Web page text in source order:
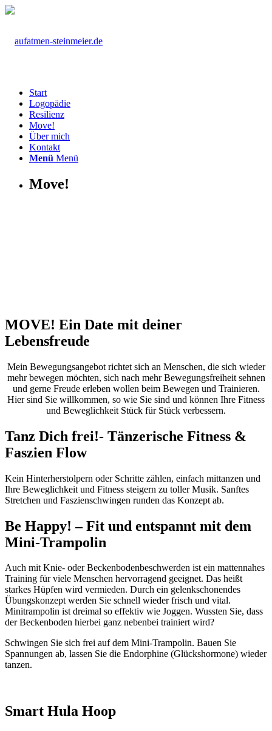
Start
Logopädie
Resilienz
Move!
Über mich
Kontakt
Menü Menü
Move!
MOVE! Ein Date mit deiner
Lebensfreude
Mein Bewegungsangebot richtet sich an Menschen, die sich wieder
mehr bewegen möchten, sich nach mehr Bewegungsfreiheit sehnen
und gerne Freude erleben wollen beim Bewegen und Trainieren.
Hier sind Sie willkommen, so wie Sie sind und können Ihre Fitness
und Beweglichkeit Stück für Stück verbessern.
Tanz Dich frei!- Tänzerische Fitness &
Faszien Flow
Kein Hinterherstolpern oder Schritte zählen, einfach mittanzen und
Ihre Beweglichkeit und Fitness steigern zu toller Musik. Sanftes
Stretchen und Faszienschwingen runden das Konzept ab.
Be Happy! – Fit und entspannt mit dem
Mini-Trampolin
Auch mit Knie- oder Beckenbodenbeschwerden ist ein mattennahes
Training für viele Menschen hervorragend geeignet. Das heißt
starkes Hüpfen wird vermieden. Durch ein gelenkschonendes
Übungskonzept werden Sie schnell wieder frisch und vital.
Minitrampolin ist dreimal so effektiv wie Joggen. Wussten Sie, dass
der Beckenboden hierbei ganz nebenbei trainiert wird?
Schwingen Sie sich frei auf dem Mini-Trampolin. Bauen Sie
Spannungen ab, lassen Sie die Endorphine (Glückshormone) wieder
tanzen.
Smart Hula Hoop